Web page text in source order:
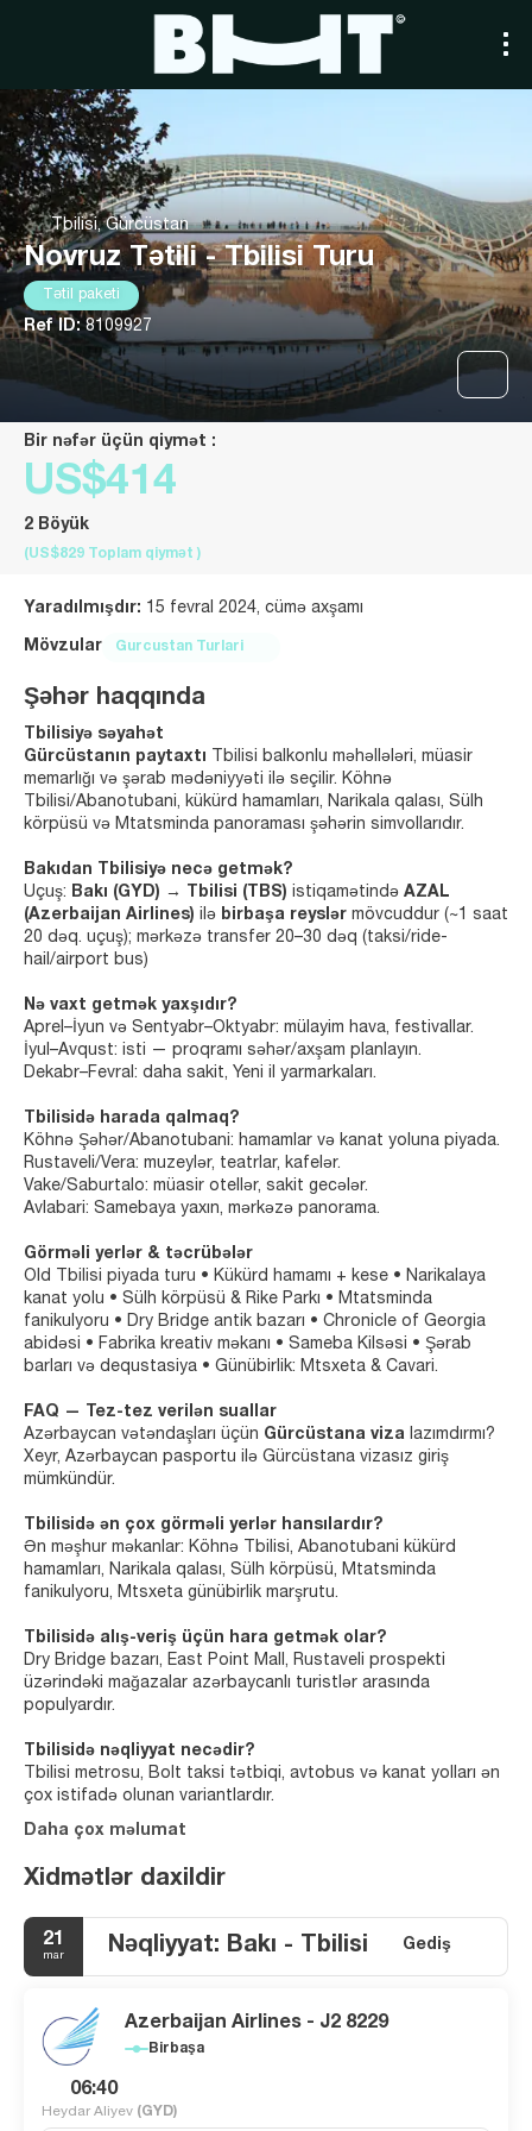
Tbilisi, Gürcüstan
Novruz Tətili - Tbilisi Turu
Tətil paketi
Ref ID: 8109927
Bir nəfər üçün qiymət :
US$414
2 Böyük
(US$829 Toplam qiymət )
Yaradılmışdır: 15 fevral 2024, cümə axşamı
Mövzular Gurcustan Turlari
Şəhər haqqında
Tbilisiyə səyahət
Gürcüstanın paytaxtı Tbilisi balkonlu məhəllələri, müasir
memarlığı və şərab mədəniyyəti ilə seçilir. Köhnə
Tbilisi/Abanotubani, kükürd hamamları, Narikala qalası, Sülh
körpüsü və Mtatsminda panoraması şəhərin simvollarıdır.
Bakıdan Tbilisiyə necə getmək?
Uçuş: Bakı (GYD) → Tbilisi (TBS) istiqamətində AZAL
(Azerbaijan Airlines) ilə birbaşa reyslər mövcuddur (~1 saat
20 dəq. uçuş); mərkəzə transfer 20–30 dəq (taksi/ride-
hail/airport bus)
Nə vaxt getmək yaxşıdır?
Aprel–İyun və Sentyabr–Oktyabr: mülayim hava, festivallar.
İyul–Avqust: isti — proqramı səhər/axşam planlayın.
Dekabr–Fevral: daha sakit, Yeni il yarmarkaları.
Tbilisidə harada qalmaq?
Köhnə Şəhər/Abanotubani: hamamlar və kanat yoluna piyada.
Rustaveli/Vera: muzeylər, teatrlar, kafelər.
Vake/Saburtalo: müasir otellər, sakit gecələr.
Avlabari: Samebaya yaxın, mərkəzə panorama.
Görməli yerlər & təcrübələr
Old Tbilisi piyada turu • Kükürd hamamı + kese • Narikalaya
kanat yolu • Sülh körpüsü & Rike Parkı • Mtatsminda
fanikulyoru • Dry Bridge antik bazarı • Chronicle of Georgia
abidəsi • Fabrika kreativ məkanı • Sameba Kilsəsi • Şərab
barları və dequstasiya • Günübirlik: Mtsxeta & Cavari.
FAQ — Tez-tez verilən suallar
Azərbaycan vətəndaşları üçün Gürcüstana viza lazımdırmı?
Xeyr, Azərbaycan pasportu ilə Gürcüstana vizasız giriş
mümkündür.
Tbilisidə ən çox görməli yerlər hansılardır?
Ən məşhur məkanlar: Köhnə Tbilisi, Abanotubani kükürd
hamamları, Narikala qalası, Sülh körpüsü, Mtatsminda
fanikulyoru, Mtsxeta günübirlik marşrutu.
Tbilisidə alış-veriş üçün hara getmək olar?
Dry Bridge bazarı, East Point Mall, Rustaveli prospekti
üzərindəki mağazalar azərbaycanlı turistlər arasında
populyardır.
Tbilisidə nəqliyyat necədir?
Tbilisi metrosu, Bolt taksi tətbiqi, avtobus və kanat yolları ən
çox istifadə olunan variantlardır.
Daha çox məlumat
Xidmətlər daxildir
21
mar Nəqliyyat: Bakı - Tbilisi Gediş
Azerbaijan Airlines - J2 8229
Birbaşa
06:40
Heydar Aliyev (GYD)